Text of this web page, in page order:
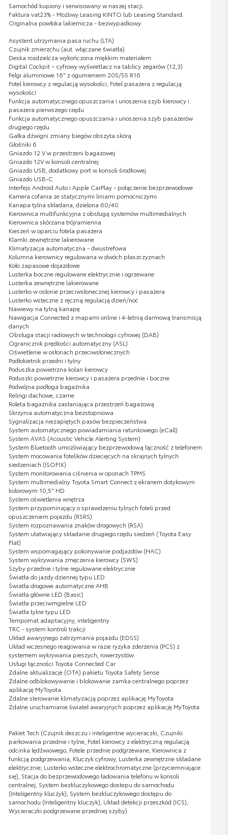
Samochód kupiony i serwisowany w naszej stacji.
Faktura vat23% - Możliwy Leasing KINTO lub Leasing Standard.
Orginalna powłoka lakiernicza - bezwypadkowy.
Asystent utrzymania pasa ruchu (LTA)
Czujnik zmierzchu (aut. włączane światła)
Deska rozdzielcza wykończona miękkim materiałem
Digital Cockpit – cyfrowy wyświetlacz na tablicy zegarów (12,3)
Felgi aluminiowe 16" z ogumieniem 205/55 R16
Fotel kierowcy z regulacją wysokości, Fotel pasażera z regulacją
wysokości
Funkcja automatycznego opuszczania i unoszenia szyb kierowcy i
pasażera pierwszego rzędu
Funkcja automatycznego opuszczania i unoszenia szyb pasażerów
drugiego rzędu
Gałka dźwigni zmiany biegów obszyta skórą
Głośniki 6
Gniazdo 12 V w przestrzeni bagażowej
Gniazdo 12V w konsoli centralnej
Gniazdo USB, dodatkowy port w konsoli środkowej
Gniazdo USB-C
Interfejs Android Auto i Apple CarPlay - połączenie bezprzewodowe
Kamera cofania ze statycznymi liniami pomocniczymi
Kanapa tylna składana, dzielona 60/40
Kierownica multifunkcyjna z obsługą systemów multimedialnych
Kierownica skórzana trójramienna
Kieszeń w oparciu fotela pasażera
Klamki zewnętrzne lakierowane
Klimatyzacja automatyczna - dwustrefowa
Kolumna kierownicy regulowana w dwóch płaszczyznach
Koło zapasowe dojazdowe
Lusterka boczne regulowane elektrycznie i ogrzewane
Lusterka zewnętrzne lakierowane
Lusterko w osłonie przeciwsłonecznej kierowcy i pasażera
Lusterko wsteczne z ręczną regulacją dzień/noc
Nawiewy na tylną kanapę
Nawigacja Connected z mapami online i 4-letnią darmową transmisją
danych
Obsługa stacji radiowych w technologii cyfrowej (DAB)
Ogranicznik prędkości automatyczny (ASL)
Oświetlenie w osłonach przeciwsłonecznych
Podłokietnik przedni i tylny
Poduszka powietrzna kolan kierowcy
Poduszki powietrzne kierowcy i pasażera przednie i boczne
Podwójna podłoga bagażnika
Relingi dachowe, czarne
Roleta bagażnika zasłaniająca przestrzeń bagażową
Skrzynia automatyczna bezstopniowa
Sygnalizacja niezapiętych pasów bezpieczeństwa
System automatycznego powiadamiania ratunkowego (eCall)
System AVAS (Acoustic Vehicle Alerting System)
System Bluetooth umożliwiający bezprzewodową łączność z telefonem
System mocowania fotelików dziecięcych na skrajnych tylnych
siedzeniach (ISOFIX)
System monitorowania ciśnienia w oponach TPMS
System multimedialny Toyota Smart Connect z ekranem dotykowym
kolorowym 10,5" HD
System oświetlenia wnętrza
System przypominający o sprawdzeniu tylnych foteli przed
opuszczeniem pojazdu (RSRS)
System rozpoznawania znaków drogowych (RSA)
System ułatwiający składanie drugiego rzędu siedzeń (Toyota Easy
Flat)
System wspomagający pokonywanie podjazdów (HAC)
System wykrywania zmęczenia kierowcy (SWS)
Szyby przednie i tylne regulowane elektrycznie
Światła do jazdy dziennej typu LED
Światła drogowe automatyczne AHB
Światła główne LED (Basic)
Światła przeciwmgielne LED
Światła tylne typu LED
Tempomat adaptacyjny, inteligentny
TRC - system kontroli trakcji
Układ awaryjnego zatrzymania pojazdu (EDSS)
Układ wczesnego reagowania w razie ryzyka zderzenia (PCS) z
systemem wykrywania pieszych, rowerzystów
Usługi łączności Toyota Connected Car
Zdalne aktualizacje (OTA) pakietu Toyota Safety Sense
Zdalne odblokowywanie i blokowanie zamka centralnego poprzez
aplikację MyToyota
Zdalne sterowanie klimatyzacją poprzez aplikację MyToyota
Zdalne uruchamianie świateł awaryjnych poprzez aplikację MyToyota
Pakiet Tech (Czujnik deszczu i inteligentne wycieraczki, Czujniki
parkowania przednie i tylne, Fotel kierowcy z elektryczną regulacją
odcinka lędźwiowego, Fotele przednie podgrzewane, Kierownica z
funkcją podgrzewania, Kluczyk cyfrowy, Lusterka zewnętrzne składane
elektrycznie, Lusterko wsteczne elektrochromatyczne (przyciemniające
się), Stacja do bezprzewodowego ładowania telefonu w konsoli
centralnej, System bezkluczykowego dostepu do samochodu
(Inteligentny kluczyk), System bezkluczykowego dostępu do
samochodu (Inteligentny kluczyk), Układ detekcji przeszkód (ICS),
Wycieraczki podgrzewane przedniej szyby)